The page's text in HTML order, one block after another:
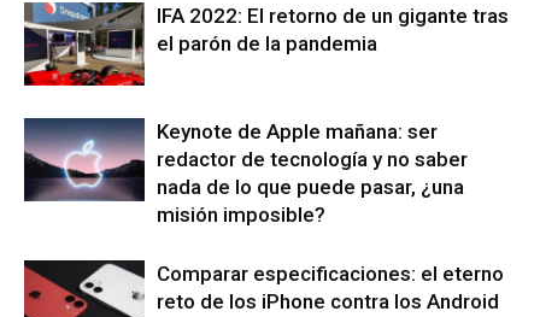
IFA 2022: El retorno de un gigante tras
el parón de la pandemia
Keynote de Apple mañana: ser
redactor de tecnología y no saber
nada de lo que puede pasar, ¿una
misión imposible?
Comparar especificaciones: el eterno
reto de los iPhone contra los Android